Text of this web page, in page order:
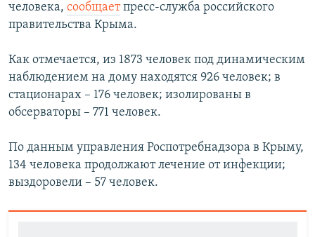
человека, сообщаетпресс-служба российского
правительства Крыма.
Как отмечается, из 1873 человек под динамическим
наблюдением на дому находятся 926 человек; в
стационарах – 176 человек; изолированы в
обсерваторы – 771 человек.
По данным управления Роспотребнадзора в Крыму,
134 человека продолжают лечение от инфекции;
выздоровели – 57 человек.